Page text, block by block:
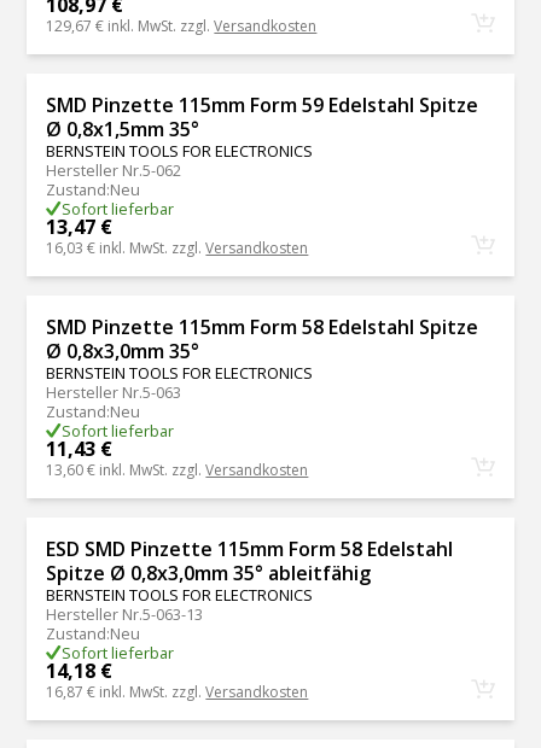
129,67 € inkl. MwSt. zzgl.Versandkosten
SMD Pinzette 115mm Form 59 Edelstahl Spitze
Ø 0,8x1,5mm 35°
BERNSTEIN TOOLS FOR ELECTRONICS
Hersteller Nr.5-062
Zustand:Neu
Sofort lieferbar
13,47 €
16,03 € inkl. MwSt. zzgl.Versandkosten
SMD Pinzette 115mm Form 58 Edelstahl Spitze
Ø 0,8x3,0mm 35°
BERNSTEIN TOOLS FOR ELECTRONICS
Hersteller Nr.5-063
Zustand:Neu
Sofort lieferbar
11,43 €
13,60 € inkl. MwSt. zzgl.Versandkosten
ESD SMD Pinzette 115mm Form 58 Edelstahl
Spitze Ø 0,8x3,0mm 35° ableitfähig
BERNSTEIN TOOLS FOR ELECTRONICS
Hersteller Nr.5-063-13
Zustand:Neu
Sofort lieferbar
14,18 €
16,87 € inkl. MwSt. zzgl.Versandkosten